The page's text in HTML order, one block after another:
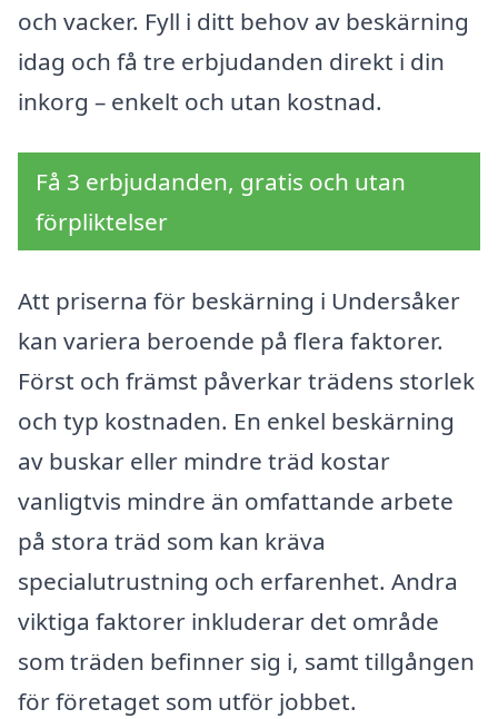
och vacker. Fyll i ditt behov av beskärning
idag och få tre erbjudanden direkt i din
inkorg – enkelt och utan kostnad.
Få 3 erbjudanden, gratis och utan
förpliktelser
Att priserna för beskärning i Undersåker
kan variera beroende på flera faktorer.
Först och främst påverkar trädens storlek
och typ kostnaden. En enkel beskärning
av buskar eller mindre träd kostar
vanligtvis mindre än omfattande arbete
på stora träd som kan kräva
specialutrustning och erfarenhet. Andra
viktiga faktorer inkluderar det område
som träden befinner sig i, samt tillgången
för företaget som utför jobbet.